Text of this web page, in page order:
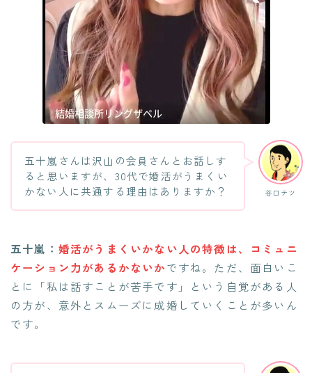
谷口テツ
五十嵐さんは沢山の会員さんとお話しす
ると思いますが、30代で婚活がうまくい
かない人に共通する理由はありますか？
五十嵐： 婚活がうまくいかない人の特徴は、コミュニ
ケーション力があるかないかですね。ただ、面白いこ
とに「私は話すことが苦手です」という自覚がある人
の方が、意外とスムーズに成婚していくことが多いん
です。